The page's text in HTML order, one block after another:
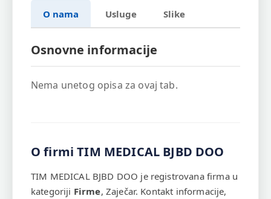
O nama Usluge Slike
Osnovne informacije
Nema unetog opisa za ovaj tab.
O firmi TIM MEDICAL BJBD DOO
TIM MEDICAL BJBD DOO je registrovana firma u
kategoriji Firme, Zaječar. Kontakt informacije,